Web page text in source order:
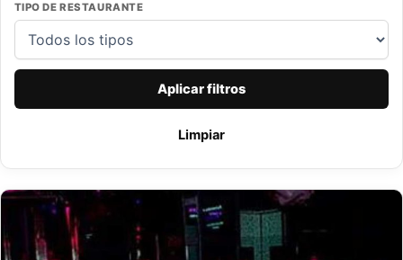
TIPO DE RESTAURANTE
Aplicar filtros
Limpiar